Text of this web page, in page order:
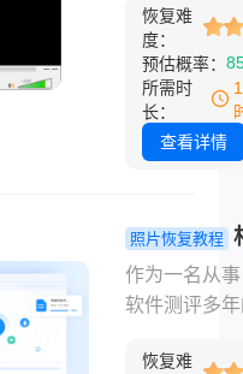
受欢迎，但
因传输错误
介质故障、
溃或不当处
因而损坏。
效修复全攻
从记录家庭
刻的短视频
关重要的商
示，再到辛
的珍藏影片
而，当你满
地双击一个
件，却只看
器卡顿、闪
出“文件无法
恢复难
度：
预估概率：
所需时
长：
查看详情
照片恢复教程
上格式化的
怎么恢复？
法！
作为一名从
软件测评多
收到大量关
恢复难